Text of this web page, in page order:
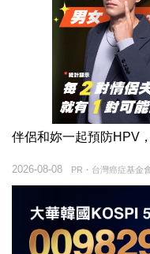
伴侶和妳一起預防HPV
PR・台灣癌症基金
2026-08-08